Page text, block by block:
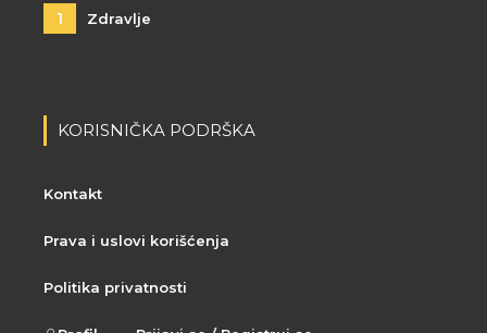
1 Zdravlje
KORISNIČKA PODRŠKA
Kontakt
Prava i uslovi korišćenja
Politika privatnosti